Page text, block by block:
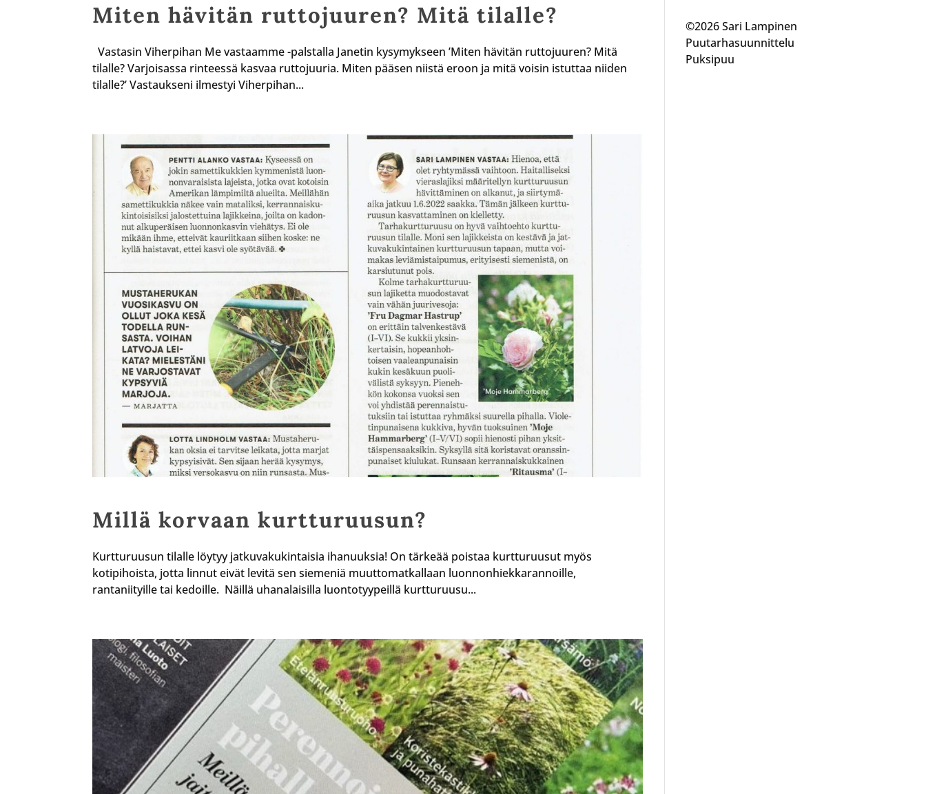
Miten hävitän ruttojuuren? Mitä tilalle?
Vastasin Viherpihan Me vastaamme -palstalla Janetin kysymykseen ’Miten hävitän ruttojuuren? Mitä
tilalle? Varjoisassa rinteessä kasvaa ruttojuuria. Miten pääsen niistä eroon ja mitä voisin istuttaa niiden
tilalle?’ Vastaukseni ilmestyi Viherpihan...
Millä korvaan kurtturuusun?
Kurtturuusun tilalle löytyy jatkuvakukintaisia ihanuuksia! On tärkeää poistaa kurtturuusut myös
kotipihoista, jotta linnut eivät levitä sen siemeniä muuttomatkallaan luonnonhiekkarannoille,
rantaniityille tai kedoille. Näillä uhanalaisilla luontotyypeillä kurtturuusu...
©2026 Sari Lampinen
Puutarhasuunnittelu
Puksipuu